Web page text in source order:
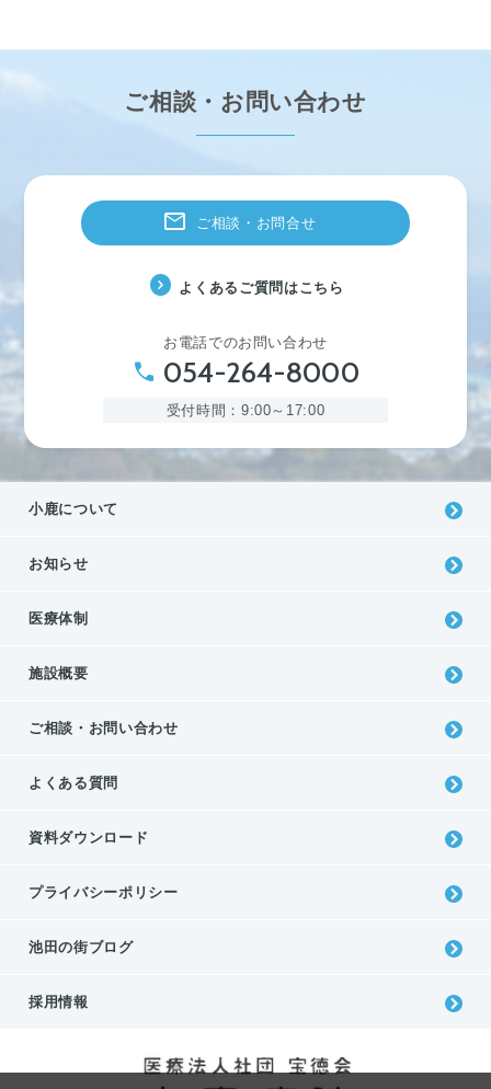
ご相談・お問い合わせ
お電話でのお問い合わせ
phone 054-264-8000
受付時間：9:00～17:00
mail ご相談・お問合せ
expand_circle_right よくあるご質問はこちら
⼩⿅について
お知らせ
医療体制
施設概要
ご相談・お問い合わせ
よくある質問
資料ダウンロード
プライバシーポリシー
池⽥の街ブログ
採用情報